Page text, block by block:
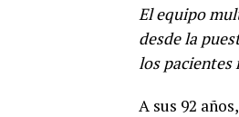
El equipo
desde la
los pacientes
A sus 92 años,